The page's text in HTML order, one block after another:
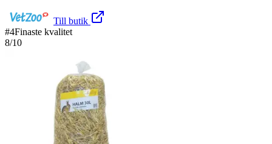
Till butik
#4Finaste kvalitet
8/10